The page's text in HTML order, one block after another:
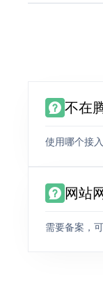
不在
使用哪个接
网站
需要备案，